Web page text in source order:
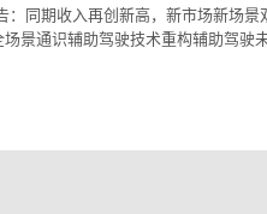
：同期收入再创新高，新市场新场景
景通识辅助驾驶技术重构辅助驾驶